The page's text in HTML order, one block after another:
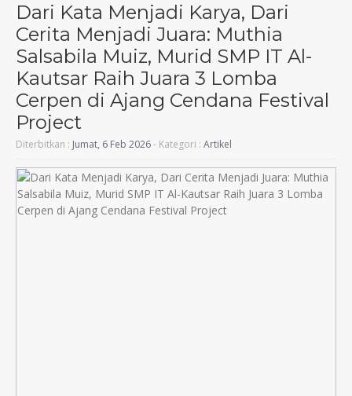
Dari Kata Menjadi Karya, Dari
Cerita Menjadi Juara: Muthia
Salsabila Muiz, Murid SMP IT Al-
Kautsar Raih Juara 3 Lomba
Cerpen di Ajang Cendana Festival
Project
Diterbitkan : Jumat, 6 Feb 2026- Kategori : Artikel